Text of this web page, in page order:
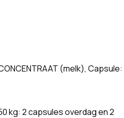
(melk), Capsule:
kg: 2 capsules overdag en 2